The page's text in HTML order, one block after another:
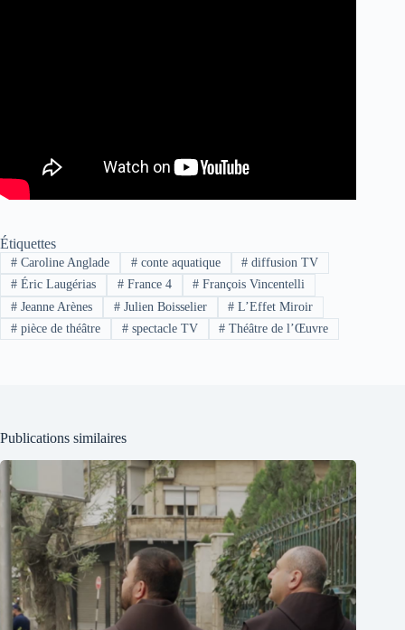
Étiquettes
#Caroline Anglade #conte aquatique # diffusion TV
#Éric Laugérias #France 4 # François Vincentelli
#Jeanne Arènes #Julien Boisselier # L’Effet Miroir
#pièce de théâtre #spectacle TV # Théâtre de l’Œuvre
Publications similaires